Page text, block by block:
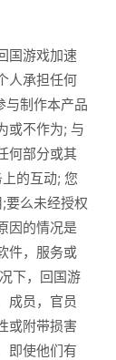
国游戏加速
人承担任何
与制作本产品
或不作为; 与
何部分或其
的互动; 您
要么未经授权
因的情况是
件，服务或
下，回国游
成员，官员
或附带损害
即使他们有